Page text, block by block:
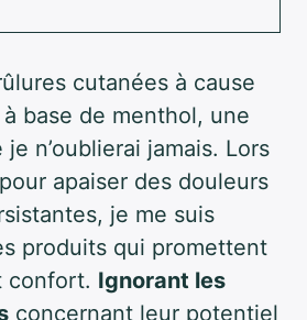
cutanées à cause
base de menthol, une
n’oublierai jamais. Lors
apaiser des douleurs
je me suis
produits qui promettent
confort. Ignorant les
concernant leur potentiel